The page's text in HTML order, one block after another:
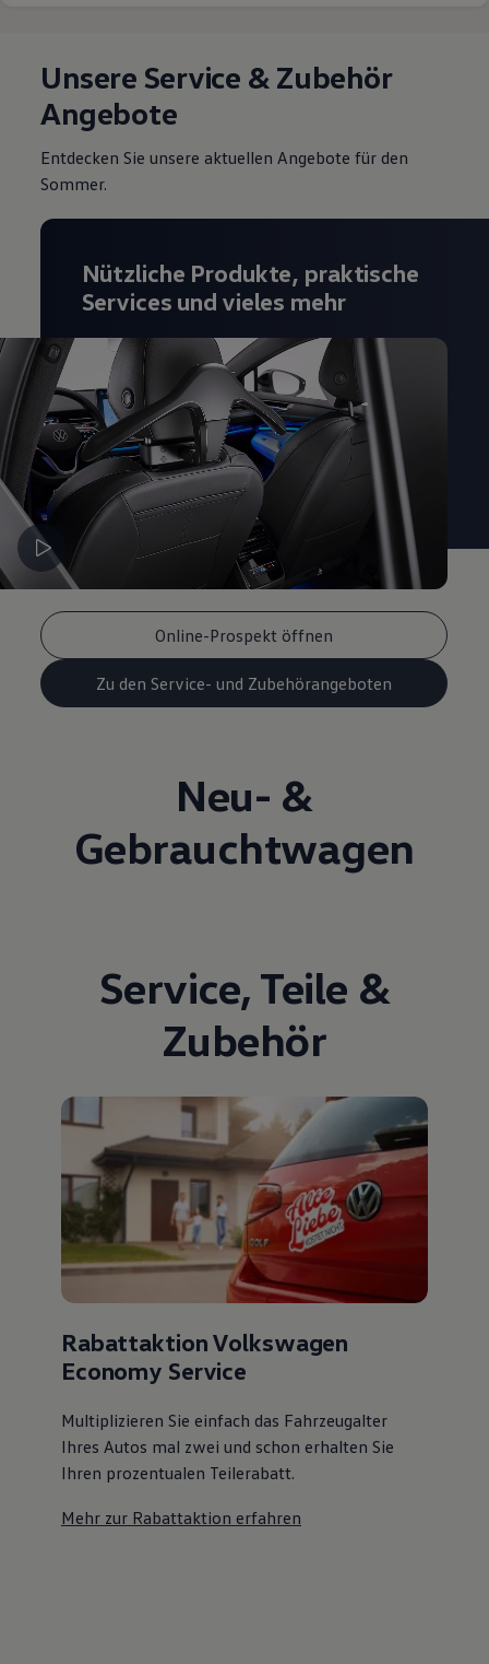
Unsere Service & Zubehör
Angebote
Entdecken Sie unsere aktuellen Angebote für den
Sommer.
Online-Prospekt öffnen
Zu den Service- und Zubehörangeboten
Nützliche Produkte, praktische
Services und vieles mehr
Neu- &
Gebrauchtwagen
Service, Teile &
Zubehör
Rabattaktion Volkswagen
Economy Service
Multiplizieren Sie einfach das Fahrzeugalter
Ihres Autos mal zwei und schon erhalten Sie
Ihren prozentualen Teilerabatt.
Mehr zur Rabattaktion erfahren